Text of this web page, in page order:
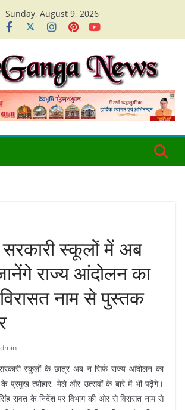
Sunday, August 9, 2026
स्कूलों में अब
राज्य आंदोलन का
नाम से पुस्तक
स्कूलों के छात्र अब न सिर्फ राज्य आंदोलन का
के प्रमुख त्योहार, मेले और उत्सवों के बारे में भी पढ़ेंगे।
रावत के निर्देश पर विभाग की ओर से विरासत नाम से